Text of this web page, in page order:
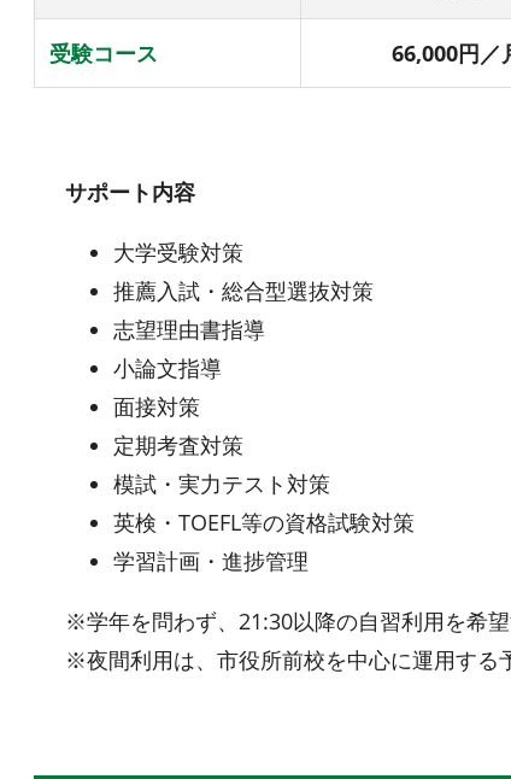
受験コース 66,000円／
サポート内容
大学受験対策
推薦入試・総合型選抜対策
志望理由書指導
小論文指導
面接対策
定期考査対策
模試・実力テスト対策
英検・TOEFL等の資格試験対策
学習計画・進捗管理
※学年を問わず、21:30以降の自習利用を希
※夜間利用は、市役所前校を中心に運用する